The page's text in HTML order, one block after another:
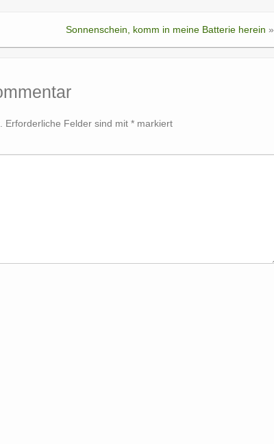
Sonnenschein, komm in meine Batterie herein »
Erforderliche Felder sind mit * markiert